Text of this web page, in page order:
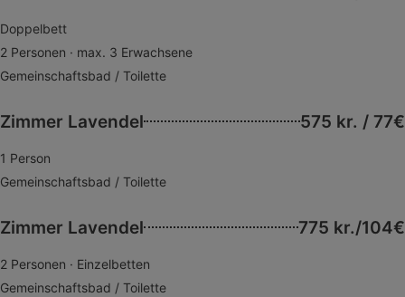
Doppelbett
2 Personen · max. 3 Erwachsene
Gemeinschaftsbad / Toilette
Zimmer Lavendel 575 kr. / 77€
1 Person
Gemeinschaftsbad / Toilette
Zimmer Lavendel 775 kr./104€
2 Personen · Einzelbetten
Gemeinschaftsbad / Toilette